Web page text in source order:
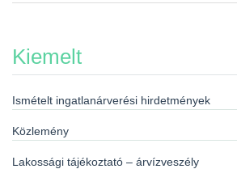
Kiemelt
Ismételt ingatlanárverési hirdetmények
Közlemény
Lakossági tájékoztató – árvízveszély